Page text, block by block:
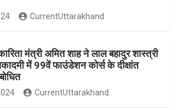
CurrentUttarakhand
मंत्री अमित शाह ने लाल बहादुर शास्त्री
में 99वें फाउंडेशन कोर्स के दीक्षांत
CurrentUttarakhand